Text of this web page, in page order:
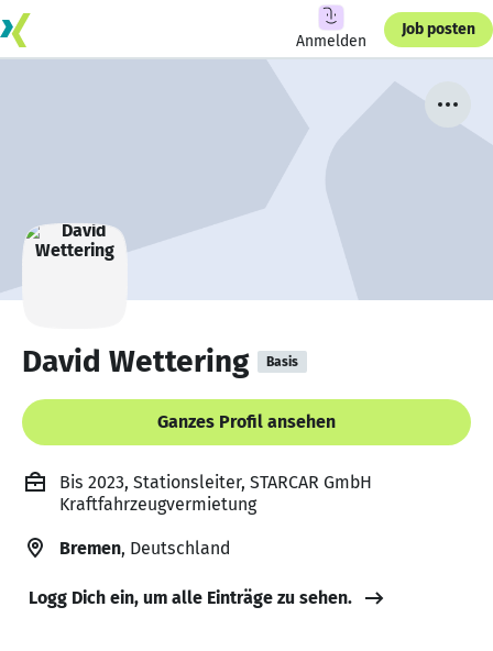
Anmelden
Job posten
David Wettering Basis
Ganzes Profil ansehen
Bis 2023, Stationsleiter, STARCAR GmbH
Kraftfahrzeugvermietung
Bremen, Deutschland
Logg Dich ein, um alle Einträge zu sehen.